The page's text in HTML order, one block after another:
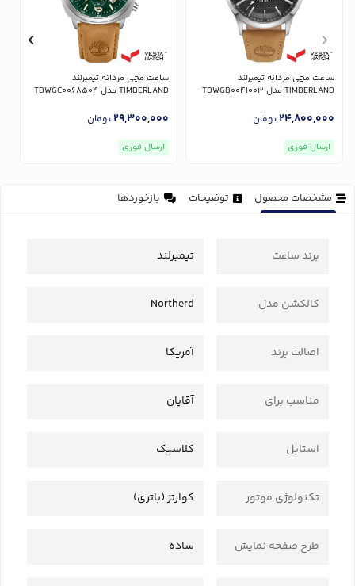
ساعت مچی مردانه تیمبرلند
TIMBERLAND مدل TDWGB0041003
24,800,000تومان
ارسال فوری
ساعت مچی مردانه تیمبرلند
TIMBERLAND مدل TDWGC0068504
29,300,000تومان
ارسال فوری
مشخصات محصول توضیحات بازخوردها
برند ساعت تیمبرلند
کالکشن مدل Northerd
اصالت برند آمریکا
مناسب برای آقایان
استایل کلاسیک
تکنولوژی موتور کوارتز (باتری)
طرح صفحه نمایش ساده